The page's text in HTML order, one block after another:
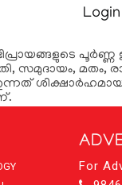
പൂര്‍ണ്ണ
സമുദായം, മതം,
For